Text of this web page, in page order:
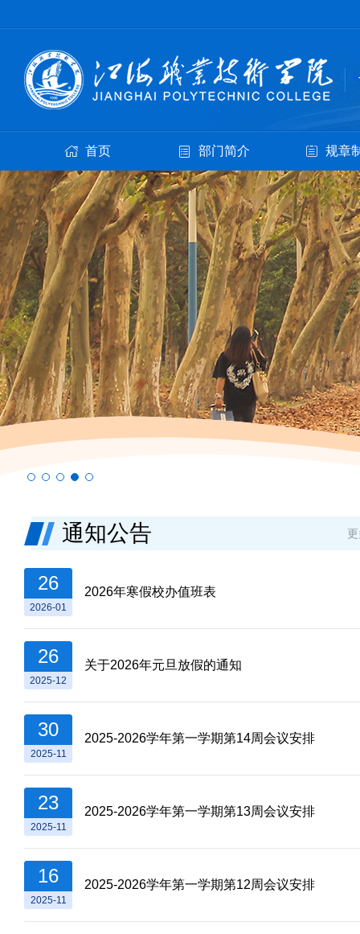
首页 部门简介 规章
通知公告
26
2026-01
2026年寒假校办值班表
26
2025-12
关于2026年元旦放假的通知
30
2025-11
2025-2026学年第一学期第14周会议安排
23
2025-11
2025-2026学年第一学期第13周会议安排
16
2025-11
2025-2026学年第一学期第12周会议安排